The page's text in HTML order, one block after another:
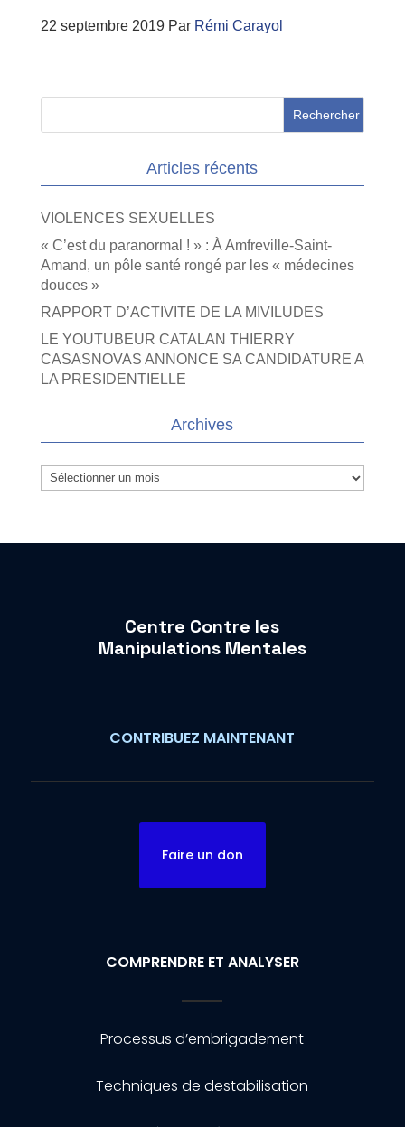
22 septembre 2019Par Rémi Carayol
Articles récents
VIOLENCES SEXUELLES
« C’est du paranormal ! » : À Amfreville-Saint-
Amand, un pôle santé rongé par les « médecines
douces »
RAPPORT D’ACTIVITE DE LA MIVILUDES
LE YOUTUBEUR CATALAN THIERRY
CASASNOVAS ANNONCE SA CANDIDATURE A
LA PRESIDENTIELLE
Archives
Archives
Centre Contre les
Manipulations Mentales
CONTRIBUEZ MAINTENANT
Faire un don
COMPRENDRE ET ANALYSER
Processus d’embrigadement
Techniques de destabilisation